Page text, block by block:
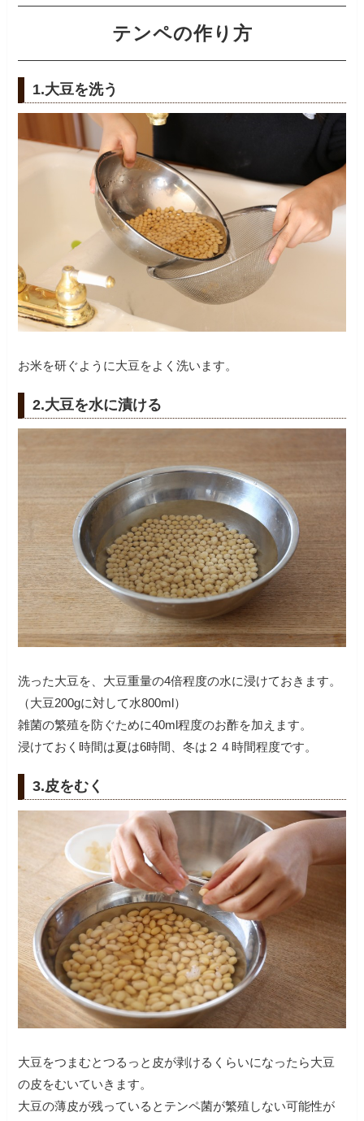
テンペの作り方
1.大豆を洗う
お米を研ぐように大豆をよく洗います。
2.大豆を水に漬ける
洗った大豆を、大豆重量の4倍程度の水に浸けておきます。
（大豆200gに対して水800ml）
雑菌の繁殖を防ぐために40ml程度のお酢を加えます。
浸けておく時間は夏は6時間、冬は２４時間程度です。
3.皮をむく
大豆をつまむとつるっと皮が剥けるくらいになったら大豆
の皮をむいていきます。
大豆の薄皮が残っているとテンペ菌が繁殖しない可能性が